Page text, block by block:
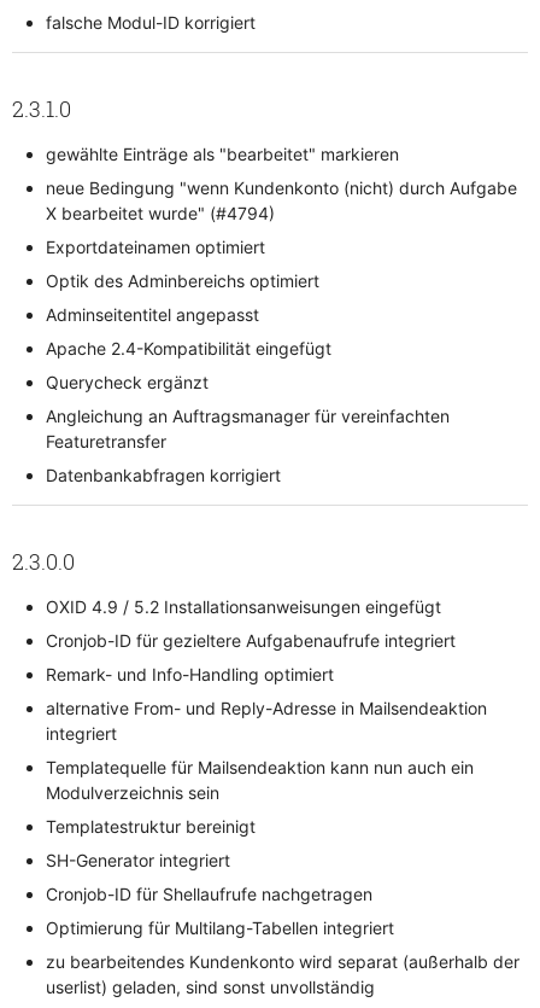
falsche Modul-ID korrigiert
2.3.1.0
gewählte Einträge als "bearbeitet" markieren
neue Bedingung "wenn Kundenkonto (nicht) durch Aufgabe
X bearbeitet wurde" (#4794)
Exportdateinamen optimiert
Optik des Adminbereichs optimiert
Adminseitentitel angepasst
Apache 2.4-Kompatibilität eingefügt
Querycheck ergänzt
Angleichung an Auftragsmanager für vereinfachten
Featuretransfer
Datenbankabfragen korrigiert
2.3.0.0
OXID 4.9 / 5.2 Installationsanweisungen eingefügt
Cronjob-ID für gezieltere Aufgabenaufrufe integriert
Remark- und Info-Handling optimiert
alternative From- und Reply-Adresse in Mailsendeaktion
integriert
Templatequelle für Mailsendeaktion kann nun auch ein
Modulverzeichnis sein
Templatestruktur bereinigt
SH-Generator integriert
Cronjob-ID für Shellaufrufe nachgetragen
Optimierung für Multilang-Tabellen integriert
zu bearbeitendes Kundenkonto wird separat (außerhalb der
userlist) geladen, sind sonst unvollständig